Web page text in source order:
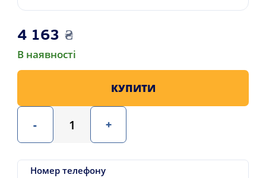
4 163 ₴
В наявності
- +
КУПИТИ
Номер телефону